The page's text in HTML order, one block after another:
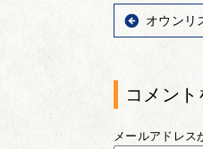
オウンリ
コメント
メールアドレス